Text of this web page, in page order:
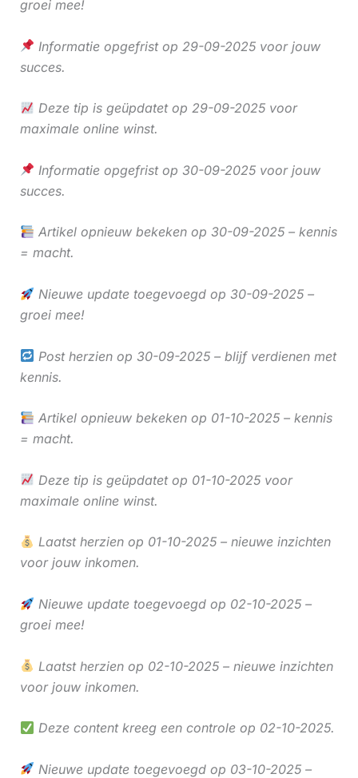
groei mee!
Informatie opgefrist op 29-09-2025 voor jouw
succes.
Deze tip is geüpdatet op 29-09-2025 voor
maximale online winst.
Informatie opgefrist op 30-09-2025 voor jouw
succes.
Artikel opnieuw bekeken op 30-09-2025 – kennis
= macht.
Nieuwe update toegevoegd op 30-09-2025 –
groei mee!
Post herzien op 30-09-2025 – blijf verdienen met
kennis.
Artikel opnieuw bekeken op 01-10-2025 – kennis
= macht.
Deze tip is geüpdatet op 01-10-2025 voor
maximale online winst.
Laatst herzien op 01-10-2025 – nieuwe inzichten
voor jouw inkomen.
Nieuwe update toegevoegd op 02-10-2025 –
groei mee!
Laatst herzien op 02-10-2025 – nieuwe inzichten
voor jouw inkomen.
Deze content kreeg een controle op 02-10-2025.
Nieuwe update toegevoegd op 03-10-2025 –